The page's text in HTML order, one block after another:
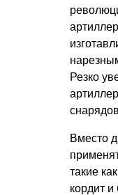
Резко
Вместо
такие
кордит и